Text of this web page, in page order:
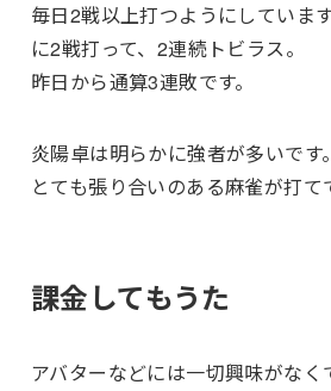
毎日2戦以上打つようにしていま
に2戦打って、2連続トビラス。
昨日から通算3連敗です。
炎陽卓は明らかに強者が多いです。
とても張り合いのある麻雀が打て
課金してもうた
アバターなどには一切興味がな